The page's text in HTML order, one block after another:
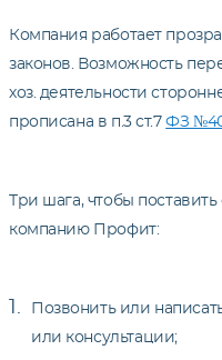
Компания работает
законов. Возможность
хоз. деятельности
прописана в п.3 ст.7ФЗ
Три шага, чтобы
компанию Профит:
Позвонить или
или консультации;